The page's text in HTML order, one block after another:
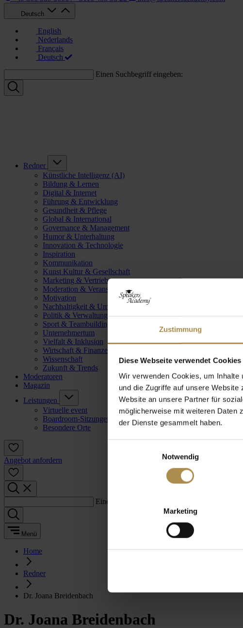
Zustimmung
Diese Webseite verwendet Cookies
Wir verwenden Cookies, um Inhalte
und die Zugriffe auf unsere
Website an unsere Partner für
möglicherweise mit weiteren Daten
der Dienste gesammelt haben.
Notwendig
Marketing
Deutsch
English
Nederlands
Français
Deutsch
Einen Suchbegriff eingeben:
Redner
Künstliche Intelligenz (AI)
Bildung & Lernen
Digital & Internet
Führung & Entwicklung
Gesundheit & Pflege
Global & International
Governance & Management
Humor & Unterhaltung
Innovation & Technologie
Inspiration
Kommunikation
Kunst Kultur & Gesellschaft
Marketing & Vertrieb
Moderation & Veranstaltungsleitung
Motivation
Nachhaltigkeit & Umwelt
Politik & Verwaltung
Sport & Teambuilding
Unternehmertum
Vielfalt & Inklusion
Wirtschaft & Finanzen
Wissenschaft
Zukunft & Trends
Moderatoren
Magazin
Leistungen
Virtuelle event
Boardroom-Sitzungen
Besondere Orte
Angebot anfordern
Einen Suchbegriff eingeben:
Menü
Home
Redner
Dr. Joana Breidenbach
Dr. Joana Breidenbach